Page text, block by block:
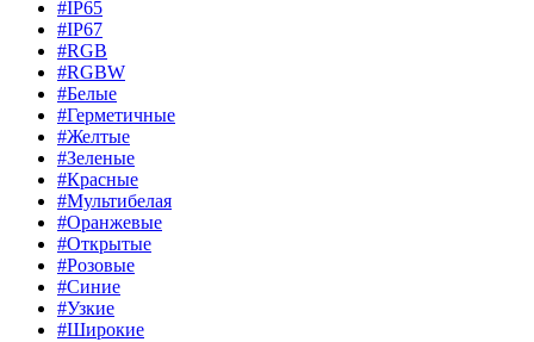
#IP65
#IP67
#RGB
#RGBW
#Белые
#Герметичные
#Желтые
#Зеленые
#Красные
#Мультибелая
#Оранжевые
#Открытые
#Розовые
#Синие
#Узкие
#Широкие